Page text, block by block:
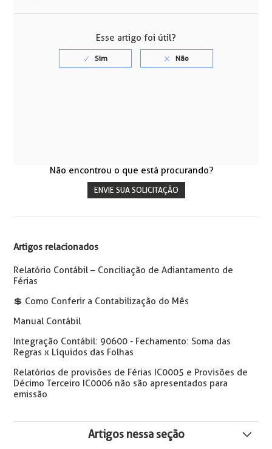
Esse artigo foi útil?
Não encontrou o que está procurando?
ENVIE SUA SOLICITAÇÃO
Artigos relacionados
Relatório Contábil – Conciliação de Adiantamento de
Férias
💲️ Como Conferir a Contabilização do Mês
Manual Contábil
Integração Contábil: 90600 - Fechamento: Soma das
Regras x Líquidos das Folhas
Relatórios de provisões de Férias IC0005 e Provisões de
Décimo Terceiro IC0006 não são apresentados para
emissão
Artigos nessa seção